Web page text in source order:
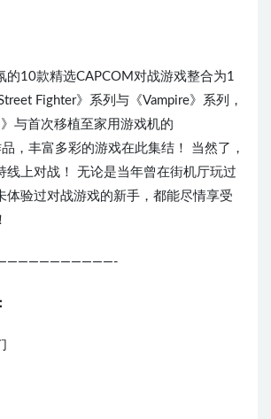
的10款精选CAPCOM对战游戏整合为1
Fighter》系列与《Vampire》系列，
与首次移植至家用游戏机的
品，丰富多彩的游戏在此集结！ 当然了，
线上对战！ 无论是当年曾在街机厅玩过
体验过对战游戏的新手，都能尽情享受